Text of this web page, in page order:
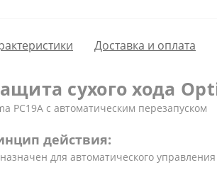
Доставка и оплата
сухого хода
PC19A c автоматическим перезапуском
действия:
для автоматического